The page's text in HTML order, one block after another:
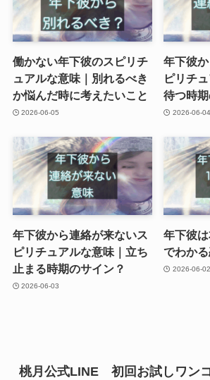
働かない年下彼のスピリチ
ュアルな意味｜別れるべき
か悩んだ時に考えたいこと
2026-06-05
年下彼
ピリチ
待つ時
2026-06-04
年下彼から連絡が来ないス
ピリチュアルな意味｜立ち
止まる時期のサイン？
2026-06-03
年下彼
でわか
2026-06-02
桃月公式LINE 初回お試しワン